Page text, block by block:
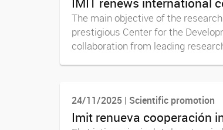
The main objective of the
prestigious Center for the
collaboration from leading
24/11/2025 | Scientific promotion
Imit renueva cooperación